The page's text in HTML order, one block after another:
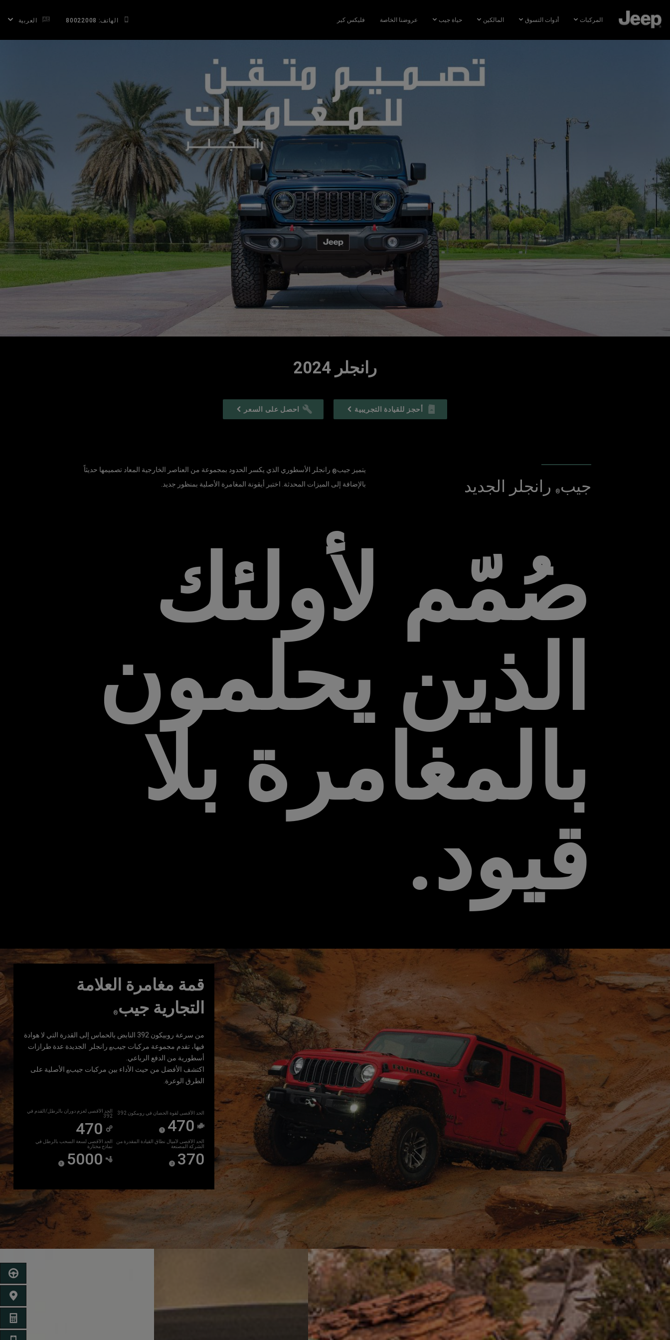
SKIP TO
MAIN
CONTENT
المركبات أدوات التسوق المالكين حياة جيب عروضنا الخاصة فليكس كير الهاتف: 80022008 العربية
أحجز
ابحث
احصل
رانجلر 2024
أحجز للقيادة التجريبية احصل على السعر
جيب ® رانجلر الجديد
يتميز جيب® رانجلر الأسطوري الذي يكسر الحدود بمجموعة من العناصر الخارجية المعاد تصميمها حديثاً
بالإضافة إلى الميزات المحدثة. اختبر أيقونة المغامرة الأصلية بمنظور جديد.
صُمّم لأولئك
الذين يحلمون
بالمغامرة بلا
قيود.
قمة مغامرة العلامة
التجارية جيب ®
من سرعة روبيكون 392 النابض بالحماس إلى القدرة التي لا هوادة
فيها، تقدم مجموعة مركبات جيب®رانجلر الجديدة عدة طرازات
أسطورية من الدفع الرباعي.
اكتشف الأفضل من حيث الأداء بين مركبات جيب®الأصلية على
الطرق الوعرة.
الحد الأقصى لقوة الحصان في روبيكون 392
470
(
Disclosure
1
)
الحد الأقصى لعزم دوران بالرطل/القدم في
392
470
الحد الأقصى لأميال نطاق القيادة المقدرة من
الشركة المصنعة
370
(
Disclosure
2
)
الحد الأقصى لسعة السحب بالرطل في
نماذج مختارة
5000
(
Disclosure
3
)
VIEW
FULL
GALLERY